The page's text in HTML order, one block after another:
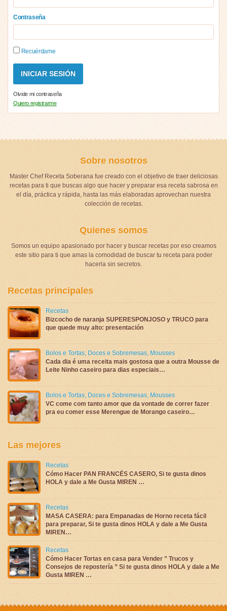
Contraseña
Recuérdame
Olvide mi contraseña
Quiero registrarme
Sobre nosotros
Master Chef Receta Soberana fue creado con el objetivo de traer deliciosas
recetas para ti que buscas algo que hacer y preparar esa receta sabrosa en
el día, práctica y rápida, hasta las más elaboradas aprovechan nuestra
colección de recetas.
Quienes somos
Somos un equipo apasionado por hacer y buscar recetas por eso creamos
este sitio para ti que amas la comodidad de buscar tu receta para poder
hacerla sin secretos.
Recetas principales
Recetas
Bizcocho de naranja SUPERESPONJOSO y TRUCO para
que quede muy alto: presentación
Bolos e Tortas, Doces e Sobremesas, Mousses
Cada dia é uma receita mais gostosa que a outra Mousse de
Leite Ninho caseiro para dias especiais…
Bolos e Tortas, Doces e Sobremesas, Mousses
VC come com tanto amor que da vontade de correr fazer
pra eu comer esse Merengue de Morango caseiro…
Las mejores
Recetas
Cómo Hacer PAN FRANCÉS CASERO, Si te gusta dinos
HOLA y dale a Me Gusta MIREN …
Recetas
MASA CASERA: para Empanadas de Horno receta fácil
para preparar, Si te gusta dinos HOLA y dale a Me Gusta
MIREN…
Recetas
Cómo Hacer Tortas en casa para Vender ” Trucos y
Consejos de repostería ” Si te gusta dinos HOLA y dale a Me
Gusta MIREN …